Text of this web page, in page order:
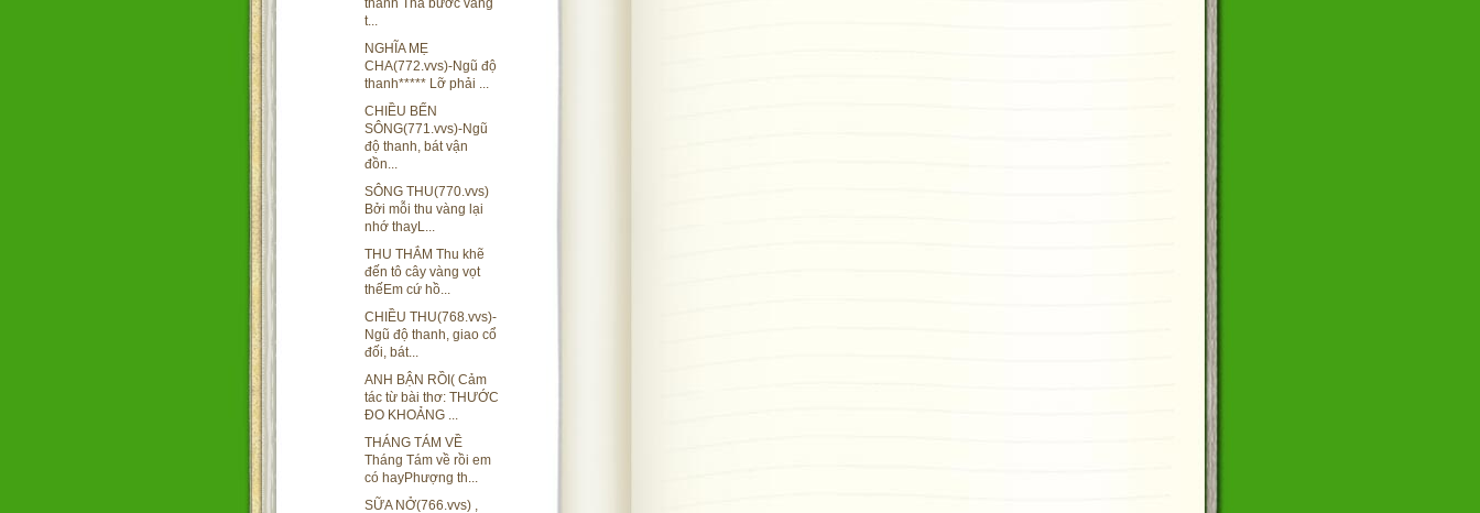
thanh Thả bước vàng
t...
NGHĨA MẸ
CHA(772.vvs)-Ngũ độ
thanh***** Lỡ phải ...
CHIỀU BẾN
SÔNG(771.vvs)-Ngũ
độ thanh, bát vận
đồn...
SÔNG THU(770.vvs)
Bởi mỗi thu vàng lại
nhớ thayL...
THU THẮM Thu khẽ
đến tô cây vàng vọt
thếEm cứ hồ...
CHIỀU THU(768.vvs)-
Ngũ độ thanh, giao cổ
đối, bát...
ANH BẬN RỒI( Cảm
tác từ bài thơ: THƯỚC
ĐO KHOẢNG ...
THÁNG TÁM VỀ
Tháng Tám về rồi em
có hayPhượng th...
SỮA NỞ(766.vvs) ,